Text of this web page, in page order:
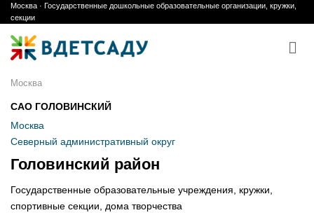
Skip
to
content
Москва · Государственные дошкольные образовательные организации, кружки,
секции
Москва
САО ГОЛОВИНСКИЙ
Москва
Северный административный округ
Головинский район
Государственные образовательные учреждения, кружки,
спортивные секции, дома творчества